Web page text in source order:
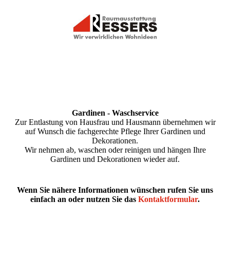
Gardinen - Wasch­service
Zur Entlastung von Hausfrau und Hausmann übernehmen wir
auf Wunsch die fachgerechte Pflege Ihrer Gardinen und
Dekorationen.
Wir nehmen ab, waschen oder reinigen und hängen Ihre
Gardinen und Dekorationen wieder auf.
Wenn Sie nähere Informationen wünschen rufen Sie uns
einfach an oder nutzen Sie das Kontaktformular.